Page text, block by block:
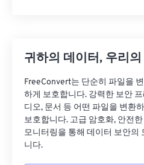
귀하의 데이터, 우리의
FreeConvert는 단순히 파일을
하게 보호합니다. 강력한 보안
디오, 문서 등 어떤 파일을 변환
보호합니다. 고급 암호화, 안전
모니터링을 통해 데이터 보안의
니다.